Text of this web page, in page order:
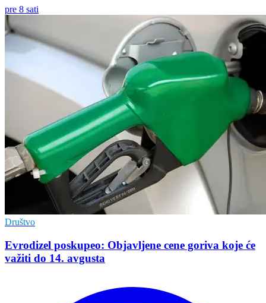
pre 8 sati
Društvo
Evrodizel poskupeo: Objavljene cene goriva koje će
važiti do 14. avgusta